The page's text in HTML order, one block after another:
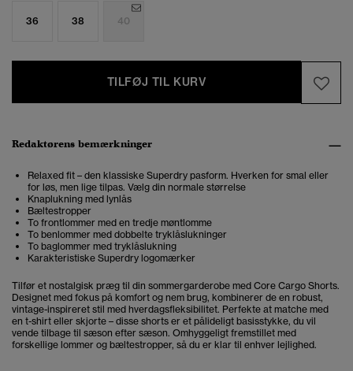
36 38 40
TILFØJ TIL KURV
Redaktørens bemærkninger
Relaxed fit – den klassiske Superdry pasform. Hverken for smal eller
for løs, men lige tilpas. Vælg din normale størrelse
Knaplukning med lynlås
Bæltestropper
To frontlommer med en tredje møntlomme
To benlommer med dobbelte tryklåslukninger
To baglommer med tryklåslukning
Karakteristiske Superdry logomærker
Tilfør et nostalgisk præg til din sommergarderobe med Core Cargo Shorts.
Designet med fokus på komfort og nem brug, kombinerer de en robust,
vintage-inspireret stil med hverdagsfleksibilitet. Perfekte at matche med
en t-shirt eller skjorte – disse shorts er et pålideligt basisstykke, du vil
vende tilbage til sæson efter sæson. Omhyggeligt fremstillet med
forskellige lommer og bæltestropper, så du er klar til enhver lejlighed.